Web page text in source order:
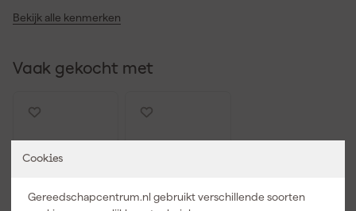
Cookies
Gereedschapcentrum.nl gebruikt verschillende soorten
Bekijk alle kenmerken
Vaak gekocht met